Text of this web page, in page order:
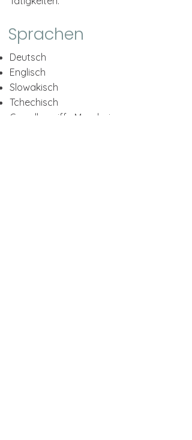
Sprachen
Deutsch
Englisch
Slowakisch
Tchechisch
Grundbegriffe Mandarin